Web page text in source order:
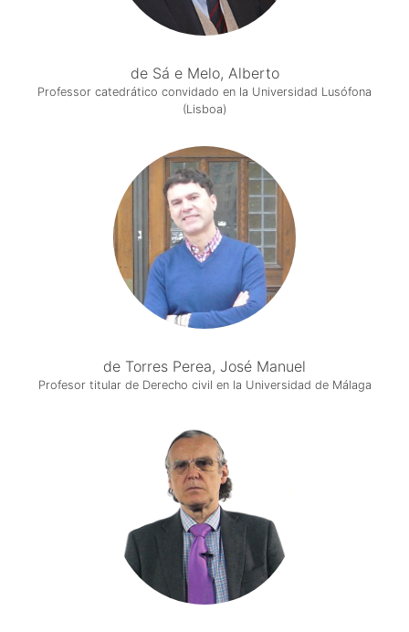
de Sá e Melo, Alberto
Professor catedrático convidado en la Universidad Lusófona
(Lisboa)
de Torres Perea, José Manuel
Profesor titular de Derecho civil en la Universidad de Málaga